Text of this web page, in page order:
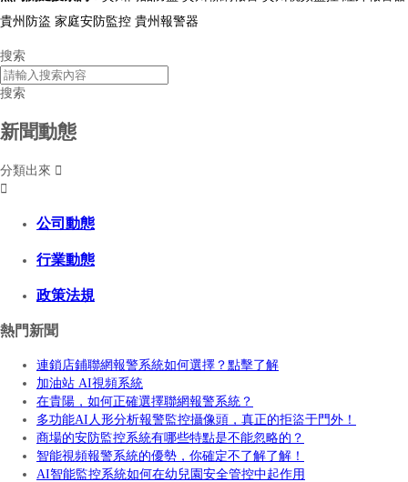
貴州防盜 家庭安防監控 貴州報警器
搜索
搜索
新聞動態
分類出來 

公司動態
行業動態
政策法規
熱門新聞
連鎖店鋪聯網報警系統如何選擇？點擊了解
加油站 AI視頻系統
在貴陽，如何正確選擇聯網報警系統？
多功能AI人形分析報警監控攝像頭，真正的拒盜于門外！
商場的安防監控系統有哪些特點是不能忽略的？
智能視頻報警系統的優勢，你確定不了解了解！
AI智能監控系統如何在幼兒園安全管控中起作用